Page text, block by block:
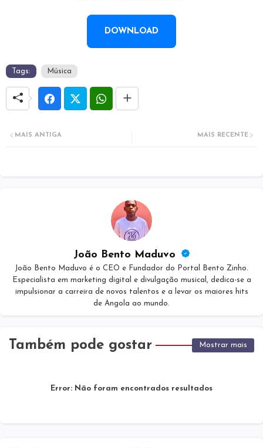
DOWNLOAD
Tags: Música
MAIS RECENTE
MAIS ANTIGA
João Bento Maduvo
João Bento Maduvo é o CEO e Fundador do Portal Bento Zinho.
Especialista em marketing digital e divulgação musical, dedica-se a
impulsionar a carreira de novos talentos e a levar os maiores hits
de Angola ao mundo.
Também pode gostar Mostrar mais
Error: Não foram encontrados resultados